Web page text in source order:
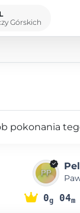
Górskich
pokonania
0g 04m